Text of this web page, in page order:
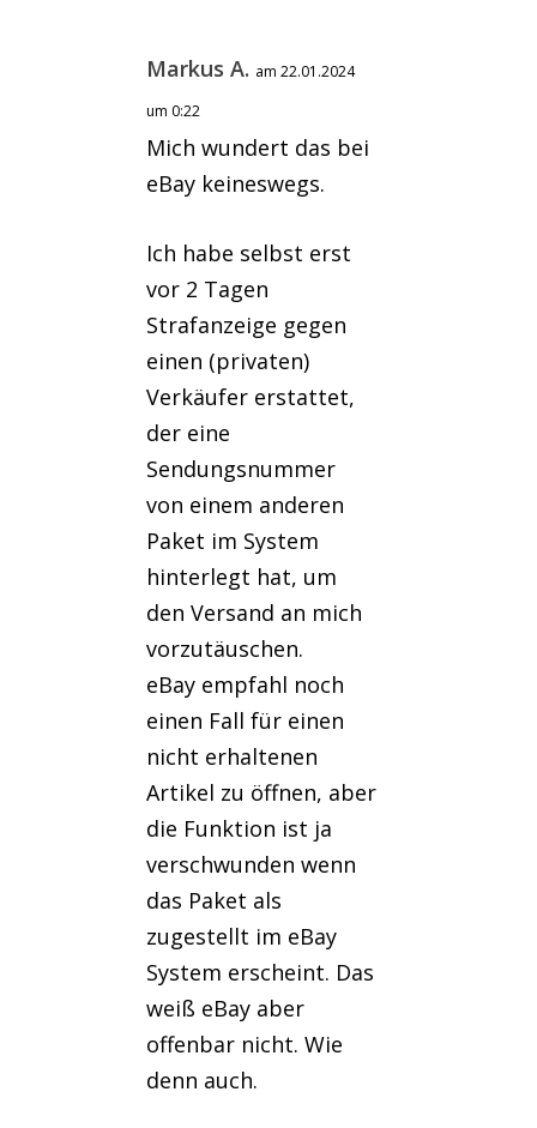
Markus A. am 22.01.2024
um 0:22
Mich wundert das bei
eBay keineswegs.
Ich habe selbst erst
vor 2 Tagen
Strafanzeige gegen
einen (privaten)
Verkäufer erstattet,
der eine
Sendungsnummer
von einem anderen
Paket im System
hinterlegt hat, um
den Versand an mich
vorzutäuschen.
eBay empfahl noch
einen Fall für einen
nicht erhaltenen
Artikel zu öffnen, aber
die Funktion ist ja
verschwunden wenn
das Paket als
zugestellt im eBay
System erscheint. Das
weiß eBay aber
offenbar nicht. Wie
denn auch.